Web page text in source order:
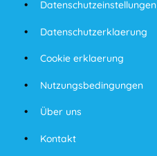
Datenschutzeinstellungen
Datenschutzerklaerung
Cookie erklaerung
Nutzungsbedingungen
Über uns
Kontakt